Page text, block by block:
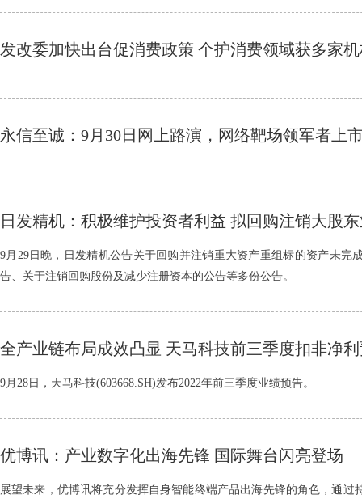
发改委加快出台促消费政策 个护消费领域获多家
永信至诚：9月30日网上路演，网络靶场领军者上
日发精机：积极维护投资者利益 拟回购注销大股
9月29日晚，日发精机公告关于回购并注销重大资产重组标的资产未完
告、关于注销回购股份及减少注册资本的公告等多份公告。
全产业链布局成效凸显 天马科技前三季度扣非净利
9月28日，天马科技(603668.SH)发布2022年前三季度业绩预告。
优博讯：产业数字化出海先锋 国际舞台闪亮登场
展望未来，优博讯将充分发挥自身智能终端产品出海先锋的角色，通